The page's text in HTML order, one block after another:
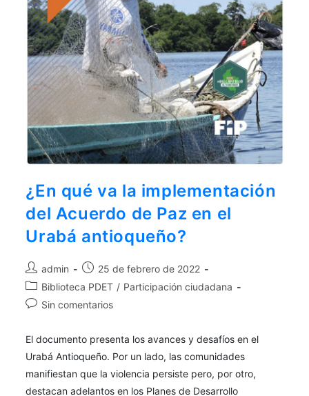
¿En qué va la implementación
del Acuerdo de Paz en el
Urabá antioqueño?
admin
25 de febrero de 2022
Biblioteca PDET / Participación ciudadana
Sin comentarios
El documento presenta los avances y desafíos en el
Urabá Antioqueño. Por un lado, las comunidades
manifiestan que la violencia persiste pero, por otro,
destacan adelantos en los Planes de Desarrollo